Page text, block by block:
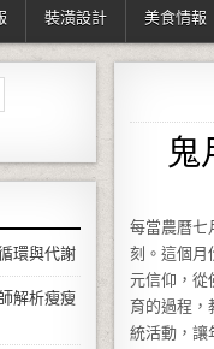
裝潢設計 美食情報
每當農曆七
刻。這個月
元信仰，從
育的過程，
統活動，讓
環與代謝
解析瘦瘦